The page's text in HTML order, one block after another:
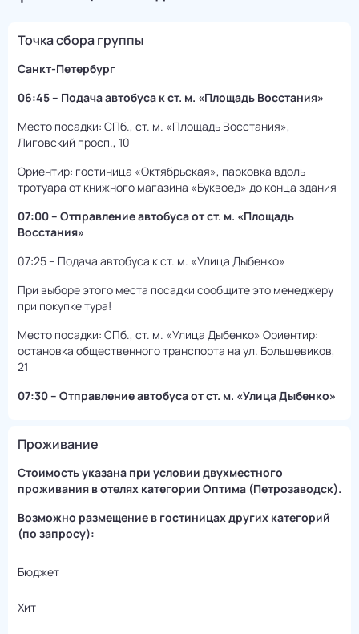
Точка сбора группы
Санкт-Петербург
06:45 – Подача автобуса к ст. м. «Площадь Восстания»
Место посадки: СПб., ст. м. «Площадь Восстания»,
Лиговский просп., 10
Ориентир: гостиница «Октябрьская», парковка вдоль
тротуара от книжного магазина «Буквоед» до конца здания
07:00 – Отправление автобуса от ст. м. «Площадь
Восстания»
07:25 – Подача автобуса к ст. м. «Улица Дыбенко»
При выборе этого места посадки сообщите это менеджеру
при покупке тура!
Место посадки: СПб., ст. м. «Улица Дыбенко» Ориентир:
остановка общественного транспорта на ул. Большевиков,
21
07:30 – Отправление автобуса от ст. м. «Улица Дыбенко»
Проживание
Стоимость указана при условии двухместного
проживания в отелях категории Оптима (Петрозаводск).
Возможно размещение в гостиницах других категорий
(по запросу):
Бюджет
Хит